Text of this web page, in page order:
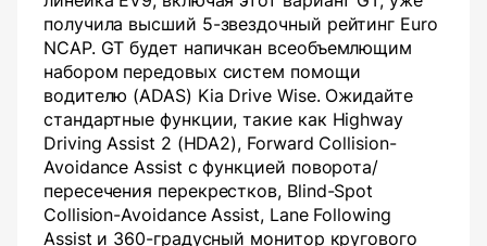
получила высший 5-звездочный рейтинг Euro
NCAP. GT будет напичкан всеобъемлющим
набором передовых систем помощи
водителю (ADAS) Kia Drive Wise. Ожидайте
стандартные функции, такие как Highway
Driving Assist 2 (HDA2), Forward Collision-
Avoidance Assist с функцией поворота/
пересечения перекрестков, Blind-Spot
Collision-Avoidance Assist, Lane Following
Assist и 360-градусный монитор кругового